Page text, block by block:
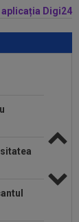
aplicația Digi24